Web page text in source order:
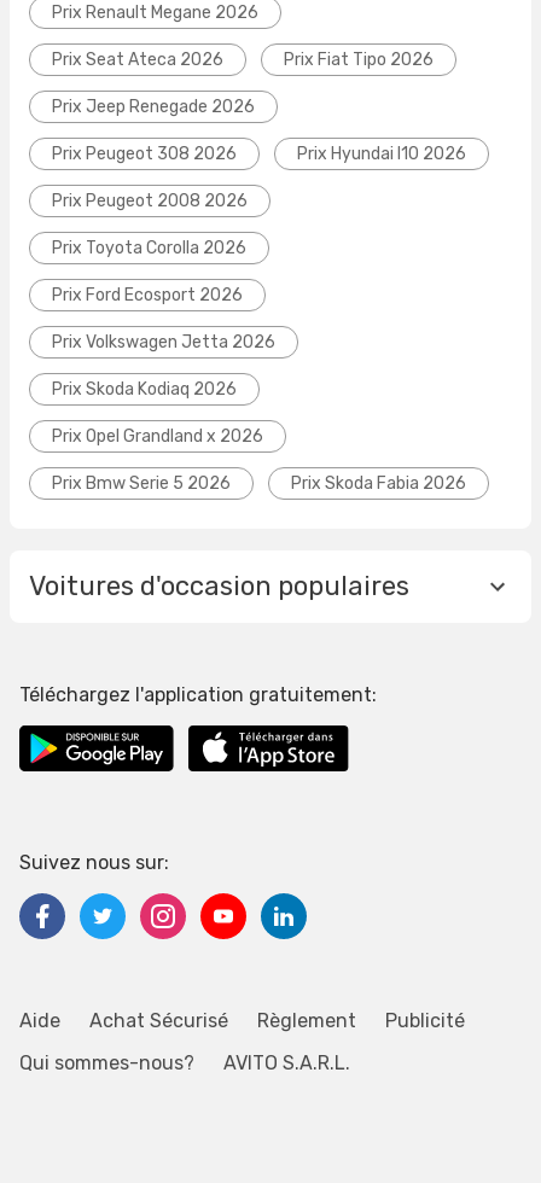
Prix Renault Megane 2026
Prix Seat Ateca 2026 Prix Fiat Tipo 2026
Prix Jeep Renegade 2026
Prix Peugeot 308 2026 Prix Hyundai I10 2026
Prix Peugeot 2008 2026
Prix Toyota Corolla 2026
Prix Ford Ecosport 2026
Prix Volkswagen Jetta 2026
Prix Skoda Kodiaq 2026
Prix Opel Grandland x 2026
Prix Bmw Serie 5 2026 Prix Skoda Fabia 2026
Voitures d'occasion populaires
Aide Achat Sécurisé Règlement
Publicité
Qui sommes-nous?
AVITO S.A.R.L.
Téléchargez l'application gratuitement:
Suivez nous sur: